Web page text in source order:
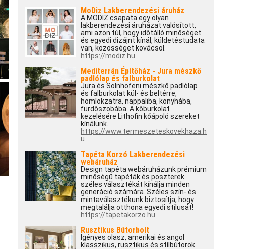
MoDiz Lakberendezési áruház
A MODIZ csapata egy olyan
lakberendezési áruházat valósított,
ami azon túl, hogy időtálló minőséget
és egyedi dizájnt kínál, küldetéstudata
van, közösséget kovácsol.
https://modiz.hu
Mediterrán Építőház - Jura mészkő
padlólap és falburkolat
Jura és Solnhofeni mészkő padlólap
és falburkolat kül- és beltérre,
homlokzatra, nappaliba, konyhába,
fürdőszobába. A kőburkolat
kezelésére Lithofin kőápoló szereket
kínálunk.
https://www.termeszeteskovekhaza.h
u
Tapéta Korzó Lakberendezési
webáruház
Design tapéta webáruházunk prémium
minőségű tapéták és poszterek
széles választékát kínálja minden
generáció számára. Széles szín- és
mintaválasztékunk biztosítja, hogy
megtalálja otthona egyedi stílusát!
https://tapetakorzo.hu
Rusztikus Bútorbolt
Igényes olasz, amerikai és angol
klasszikus, rusztikus és stílbútorok